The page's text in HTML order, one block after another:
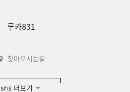
루카831
찾아오시는길
sns 더보기